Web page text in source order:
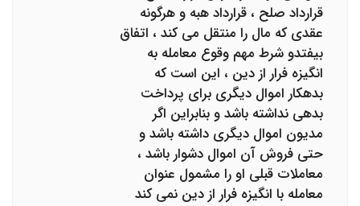
قرارداد صلح ، قرارداد هبه و هرگونه
عقدی که مال را منتقل می کند ، اتفاق
بیفتدو شرط مهم وقوع معامله به
انگیزه فرار از دین ، این است که
بدهکار اموال دیگری برای پرداخت
بدهی نداشته باشد و بنابراین اگر
مدیون اموال دیگری داشته باشد و
حتی فروش آن اموال دشوار باشد ،
معاملات قبلی او را مشمول عنوان
معامله با انگیزه فرار از دین نمی کند